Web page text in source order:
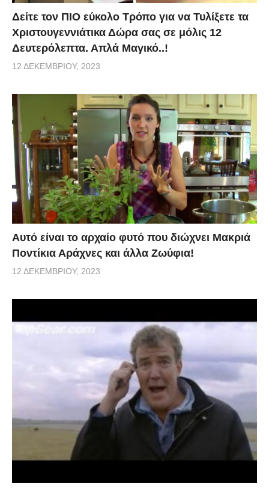
Δείτε τον ΠΙΟ εύκολο Τρόπο για να Τυλίξετε τα
Χριστουγεννιάτικα Δώρα σας σε μόλις 12
Δευτερόλεπτα. Απλά Μαγικό..!
12 ΔΕΚΕΜΒΡΊΟΥ, 2023
Αυτό είναι το αρχαίο φυτό που διώχνει Μακριά
Ποντίκια Αράχνες και άλλα Ζωύφια!
12 ΔΕΚΕΜΒΡΊΟΥ, 2023